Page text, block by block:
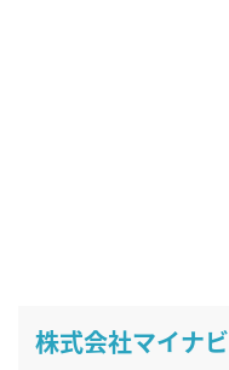
株式会社マイナビ